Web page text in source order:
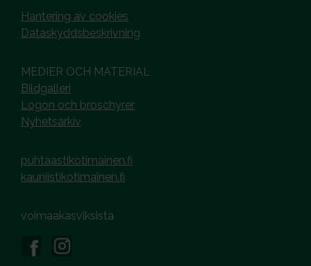
Hantering av cookies
Dataskyddsbeskrivning
MEDIER OCH MATERIAL
Bildgalleri
Logon och broschyrer
Nyhetsarkiv
puhtaastikotimainen.fi
kauniistikotimainen.fi
voimaakasviksista